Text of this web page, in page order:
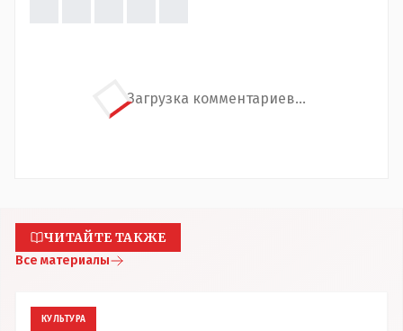
Загрузка комментариев...
ЧИТАЙТЕ ТАКЖЕ
Все материалы
КУЛЬТУРА